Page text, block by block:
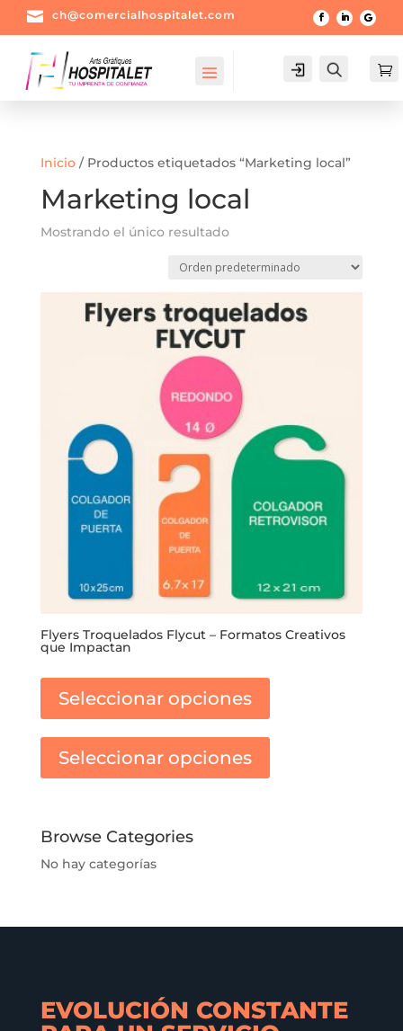
 ch@comercialhospitalet.com
Login Buscar
Inicio/ Productos etiquetados “Marketing local”
Marketing local
Mostrando el único resultado
Flyers Troquelados Flycut – Formatos Creativos
que Impactan
Seleccionar opciones
Seleccionar opciones
producto
Browse Categories
No hay categorías
EVOLUCIÓN CONSTANTE